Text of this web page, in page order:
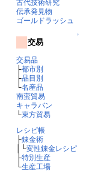
古代技術研究
伝承発見物
ゴールドラッシュ
↑
交易
交易品
├都市別
├品目別
└名産品
南蛮貿易
キャラバン
└東方貿易
レシピ帳
├錬金術
│└変性錬金レシピ
├特別生産
└生産工場